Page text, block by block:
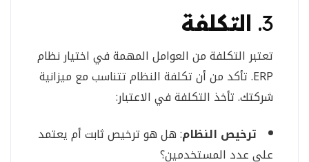
3. التكلفة
تعتبر التكلفة من العوامل المهمة في اختيار نظام
ERP. تأكد من أن تكلفة النظام تتناسب مع ميزانية
شركتك. تأخذ التكلفة في الاعتبار:
ترخيص النظام: هل هو ترخيص ثابت أم يعتمد
على عدد المستخدمين؟